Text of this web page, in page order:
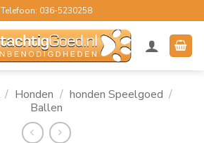
Telefoon: 036-5230258
/ Honden / honden Speelgoed /
Ballen